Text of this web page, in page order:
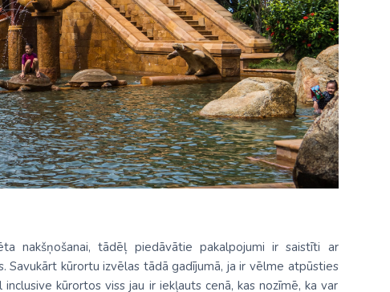
nakšņošanai, tādēļ piedāvātie pakalpojumi ir saistīti ar
Savukārt kūrortu izvēlas tādā gadījumā, ja ir vēlme atpūsties
kūrortos viss jau ir iekļauts cenā, kas nozīmē, ka var